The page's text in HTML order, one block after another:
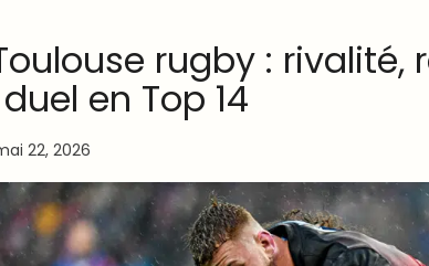
rugby : rivalité,
en Top 14
22, 2026